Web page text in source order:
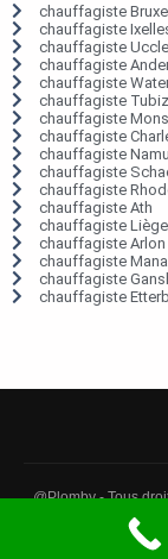
chauffagiste
chauffagiste
chauffagiste Uccle
chauffagiste
chauffagiste
chauffagiste
chauffagiste Mons
chauffagiste
chauffagiste
chauffagiste
chauffagiste
chauffagiste Ath
chauffagiste Liège
chauffagiste Arlon
chauffagiste
chauffagiste
chauffagiste
@Plomby - Tous